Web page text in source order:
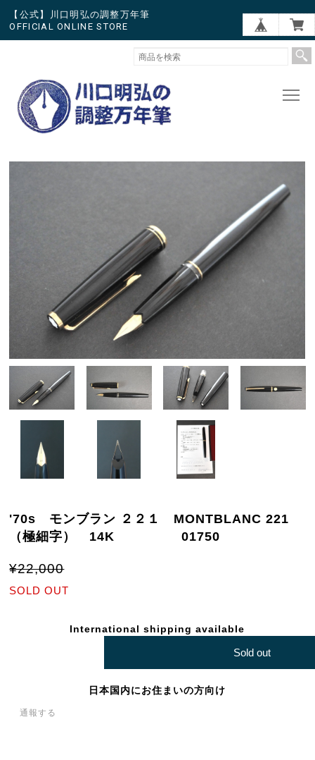
【公式】川口明弘の調整万年筆
OFFICIAL ONLINE STORE
'70s モンブラン ２２１ MONTBLANC 221
（極細字） 14K 01750
¥22,000
SOLD OUT
International shipping available
Sold out
日本国内にお住まいの方向け
通報する